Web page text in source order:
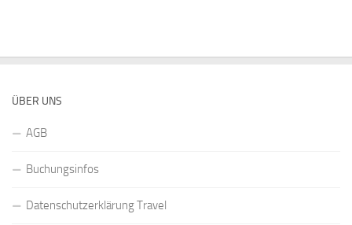
ÜBER UNS
AGB
Buchungsinfos
Datenschutzerklärung Travel